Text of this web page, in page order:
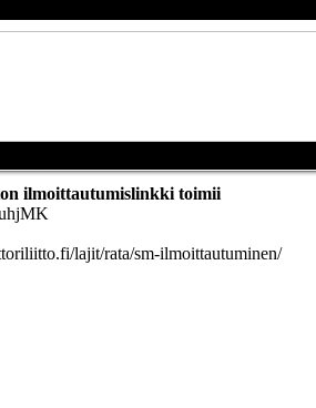
ilmoittautumislinkki toimii
lajit/rata/sm-ilmoittautuminen/